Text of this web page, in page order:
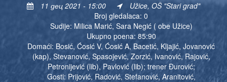
11 дец 2021 - 15:00
Užice, OŠ "Stari grad"
Broj gledalaca: 0
Sudije: Milica Marić, Sara Negić ( obe Užice)
Ukupno poena: 85:90
Domaći: Bosić, Ćosić V, Ćosić A, Bacetić, Kljajić, Jovanović
(kap), Stevanović, Spasojević, Zorzić, Ivanović, Rajović,
Petronijević (lib), Pavlović (lib); trener Đurović;
Gosti: Prijović, Radović, Stefanović, Aranitović,